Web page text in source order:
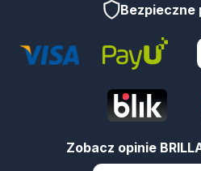
Bezpieczne
Zobacz opinie